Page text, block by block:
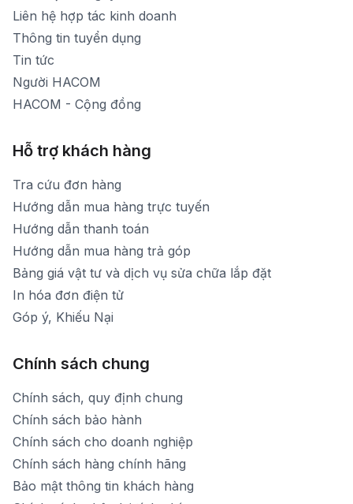
[email protected]
Thời gian mở cửa: Từ 8h30-20h hàng ngày
Liên hệ hợp tác kinh doanh
Thông tin tuyển dụng
Tin tức
Người HACOM
HACOM - Cộng đồng
Hỗ trợ khách hàng
Tra cứu đơn hàng
Hướng dẫn mua hàng trực tuyến
Hướng dẫn thanh toán
Hướng dẫn mua hàng trả góp
Bảng giá vật tư và dịch vụ sửa chữa lắp đặt
In hóa đơn điện tử
Góp ý, Khiếu Nại
Chính sách chung
Chính sách, quy định chung
Chính sách bảo hành
Chính sách cho doanh nghiệp
Chính sách hàng chính hãng
Bảo mật thông tin khách hàng